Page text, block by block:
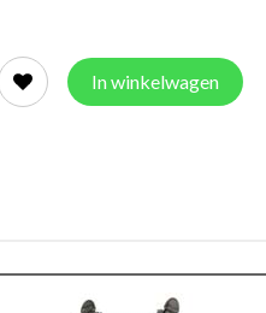
In winkelwagen